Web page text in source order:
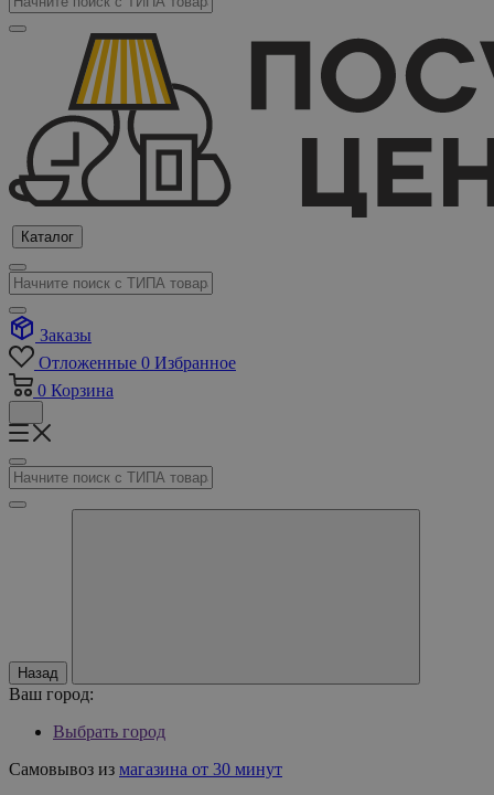
Каталог
Заказы
Отложенные 0 Избранное
0 Корзина
Назад
Ваш город:
Выбрать город
Самовывоз из магазина от 30 минут